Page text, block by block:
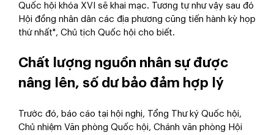
Quốc hội khóa XVI sẽ khai mạc. Tương tự như vậy sau đó
Hội đồng nhân dân các địa phương cũng tiến hành kỳ họp
thứ nhất", Chủ tịch Quốc hội cho biết.
Chất lượng nguồn nhân sự được
nâng lên, số dư bảo đảm hợp lý
Trước đó, báo cáo tại hội nghị, Tổng Thư ký Quốc hội,
Chủ nhiệm Văn phòng Quốc hội, Chánh văn phòng Hội